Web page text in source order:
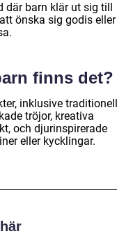
barn klär ut sig till
önska sig godis eller
finns det?
inklusive
tröjor, kreativa
och djurinspirerade
eller kycklingar.